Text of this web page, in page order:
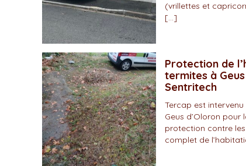
(vrillettes et
[…]
Protection de
termites à
Sentritech
Tercap est
Geus d’Oloron pour
protection contre
complet de